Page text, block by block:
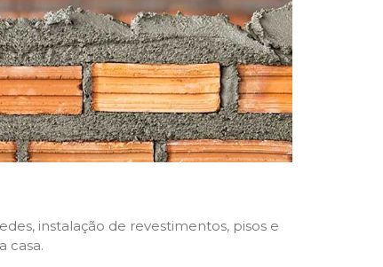
instalação de revestimentos, pisos e
casa.